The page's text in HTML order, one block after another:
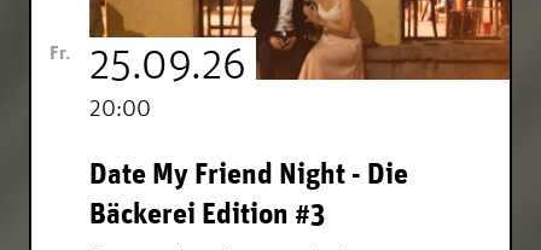
Fr. 25.09.26
20:00
Date My Friend Night - Die
Bäckerei Edition #3